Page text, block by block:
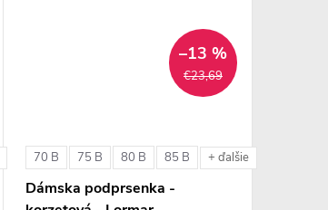
€23,69
–13 %
70 B 75 B 80 B 85 B + ďalšie
Dámska podprsenka -